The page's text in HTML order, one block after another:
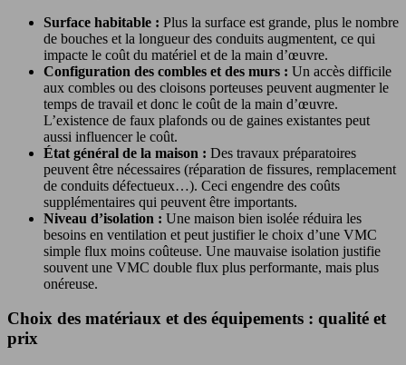
Surface habitable : Plus la surface est grande, plus le nombre
de bouches et la longueur des conduits augmentent, ce qui
impacte le coût du matériel et de la main d’œuvre.
Configuration des combles et des murs : Un accès difficile
aux combles ou des cloisons porteuses peuvent augmenter le
temps de travail et donc le coût de la main d’œuvre.
L’existence de faux plafonds ou de gaines existantes peut
aussi influencer le coût.
État général de la maison : Des travaux préparatoires
peuvent être nécessaires (réparation de fissures, remplacement
de conduits défectueux…). Ceci engendre des coûts
supplémentaires qui peuvent être importants.
Niveau d’isolation : Une maison bien isolée réduira les
besoins en ventilation et peut justifier le choix d’une VMC
simple flux moins coûteuse. Une mauvaise isolation justifie
souvent une VMC double flux plus performante, mais plus
onéreuse.
Choix des matériaux et des équipements : qualité et
prix